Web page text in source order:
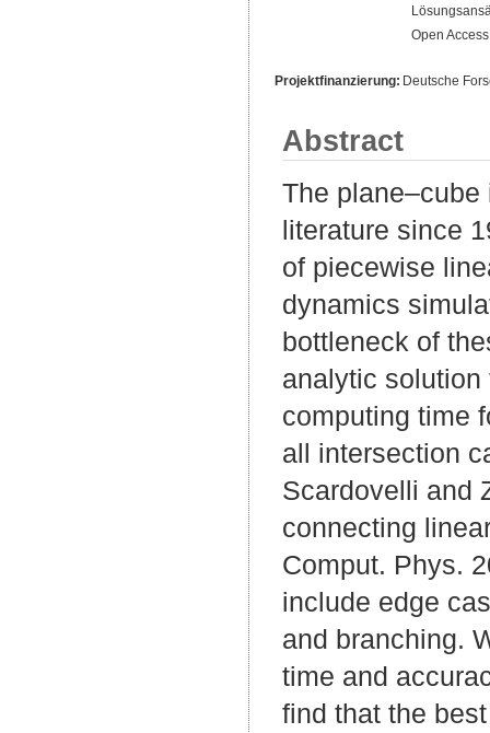
Open
Projektfinanzierung: Deutsche
Abstract
The
literature since
of piecewise
dynamics
bottleneck of
analytic
computing time
all intersection
Scardovelli and
connecting
Comput. Phys.
include edge
and branching.
time and
find that the